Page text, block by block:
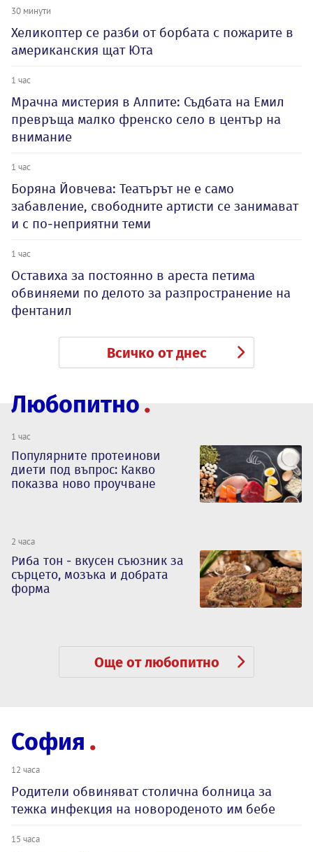
30 минути
Хеликоптер се разби от борбата с пожарите в
американския щат Юта
1 час
Мрачна мистерия в Алпите: Съдбата на Емил
превръща малко френско село в център на
внимание
1 час
Боряна Йовчева: Театърът не е само
забавление, свободните артисти се занимават
и с по-неприятни теми
1 час
Оставиха за постоянно в ареста петима
обвиняеми по делото за разпространение на
фентанил
Всичко от днес
Любопитно
1 час
Популярните протеинови
диети под въпрос: Какво
показва ново проучване
2 часа
Риба тон - вкусен съюзник за
сърцето, мозъка и добрата
форма
Още от любопитно
София
12 часа
Родители обвиняват столична болница за
тежка инфекция на новороденото им бебе
15 часа